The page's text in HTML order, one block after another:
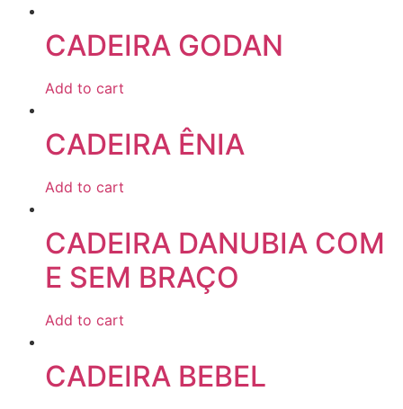
CADEIRA GODAN
Add to cart
CADEIRA ÊNIA
Add to cart
CADEIRA DANUBIA COM
E SEM BRAÇO
Add to cart
CADEIRA BEBEL